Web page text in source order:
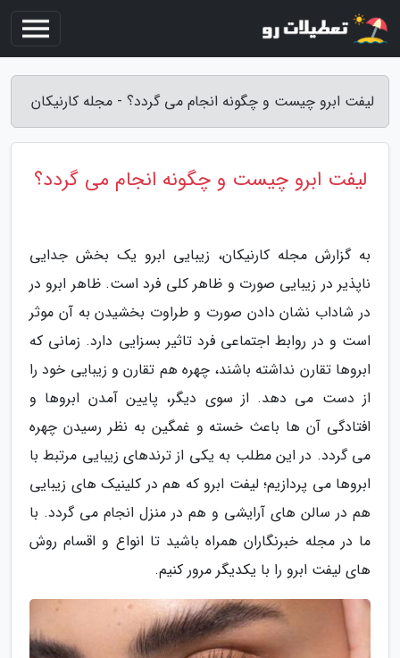
لیفت ابرو چیست و چگونه انجام می گردد؟ - مجله کارنیکان
لیفت ابرو چیست و چگونه انجام می گردد؟
به گزارش مجله کارنیکان، زیبایی ابرو یک بخش جدایی
ناپذیر در زیبایی صورت و ظاهر کلی فرد است. ظاهر ابرو در
در شاداب نشان دادن صورت و طراوت بخشیدن به آن موثر
است و در روابط اجتماعی فرد تاثیر بسزایی دارد. زمانی که
ابروها تقارن نداشته باشند، چهره هم تقارن و زیبایی خود را
از دست می دهد. از سوی دیگر، پایین آمدن ابروها و
افتادگی آن ها باعث خسته و غمگین به نظر رسیدن چهره
می گردد. در این مطلب به یکی از ترندهای زیبایی مرتبط با
ابروها می پردازیم؛ لیفت ابرو که هم در کلینیک های زیبایی
هم در سالن های آرایشی و هم در منزل انجام می گردد. با
ما در مجله خبرنگاران همراه باشید تا انواع و اقسام روش
های لیفت ابرو را با یکدیگر مرور کنیم.